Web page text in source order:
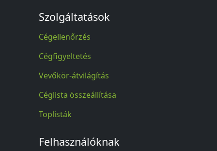
Szolgáltatások
Cégellenőrzés
Cégfigyeltetés
Vevőkör-átvilágítás
Céglista összeállítása
Toplisták
Felhasználóknak